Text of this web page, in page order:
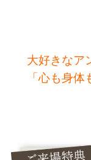
大好きなア
「心も身